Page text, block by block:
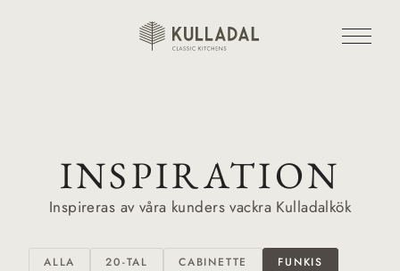
INSPIRATION
Inspireras av våra kunders vackra Kulladalkök
ALLA 20-TAL CABINETTE
FUNKIS